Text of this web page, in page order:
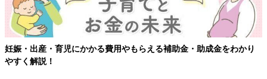
妊娠・出産・育児にかかる費用やもらえる補助金・助成金をわかり
やすく解説！